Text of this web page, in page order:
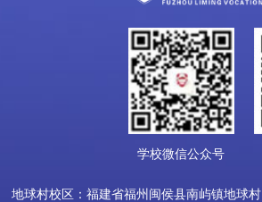
学校微信公众号
地球村校区：福建省福州闽侯县南屿镇地球村